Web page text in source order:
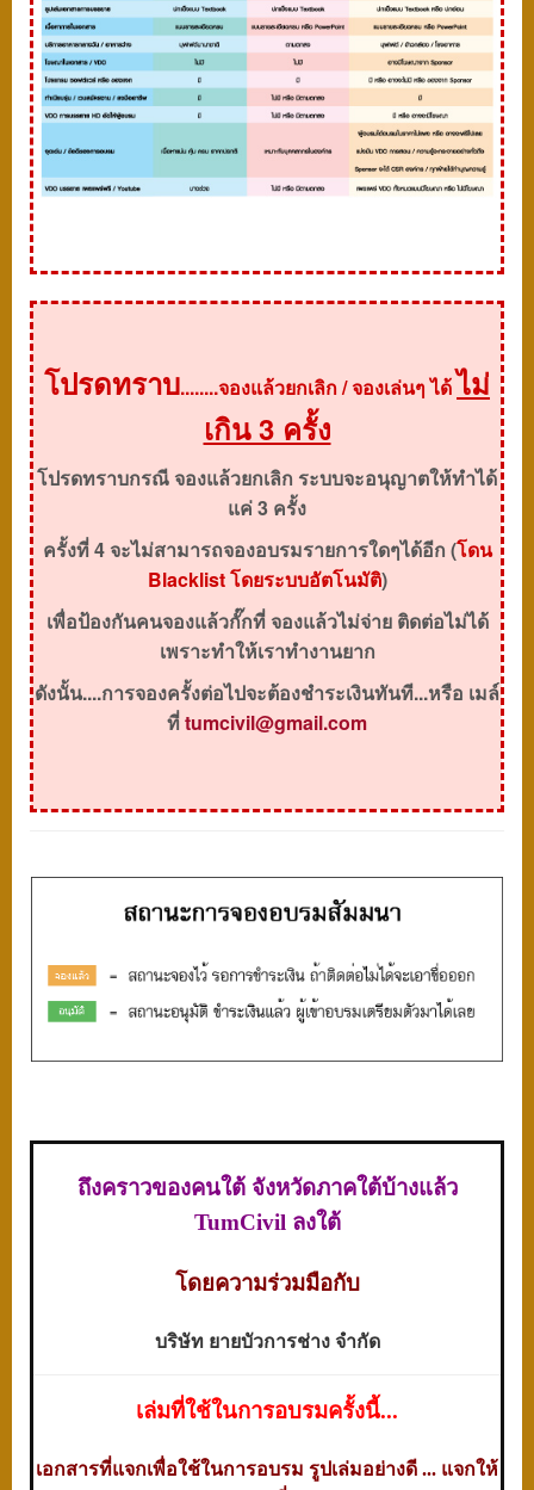
โปรดทราบ........จองแล้วยกเลิก / จองเล่นๆ ได้ไม่
เกิน 3 ครั้ง
โปรดทราบกรณี จองแล้วยกเลิก ระบบจะอนุญาตให้ทำได้
แค่ 3 ครั้ง
ครั้งที่ 4 จะไม่สามารถจองอบรมรายการใดๆได้อีก (โดน
Blacklistโดยระบบอัตโนมัติ)
เพื่อป้องกันคนจองแล้วกั๊กที่ จองแล้วไม่จ่าย ติดต่อไม่ได้
เพราะทำให้เราทำงานยาก
ดังนั้น....การจองครั้งต่อไปจะต้องชำระเงินทันที...หรือ เมล์
ที่tumcivil@gmail.com
ถึงคราวของคนใต้ จังหวัดภาคใต้บ้างแล้ว
TumCivil ลงใต้
โดยความร่วมมือกับ
บริษัท ยายบัวการช่าง จำกัด
เล่มที่ใช้ในการอบรมครั้งนี้...
เอกสารที่แจกเพื่อใช้ในการอบรม รูปเล่มอย่างดี ... แจกให้